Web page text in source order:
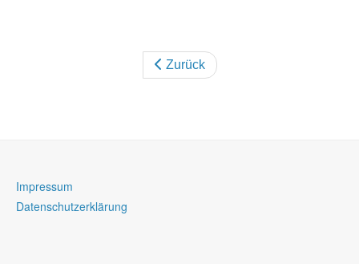
Zurück
Impressum
Datenschutzerklärung